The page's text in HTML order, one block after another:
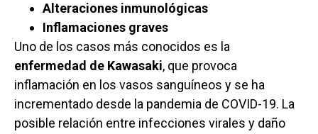
Alteraciones inmunológicas
Inflamaciones graves
Uno de los casos más conocidos es la
enfermedad de Kawasaki, que provoca
inflamación en los vasos sanguíneos y se ha
incrementado desde la pandemia de COVID-19. La
posible relación entre infecciones virales y daño